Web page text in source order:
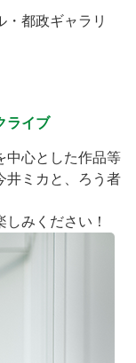
都政ギャラリ
ライブ
中心とした作品等
井ミカと、ろう者
みください！